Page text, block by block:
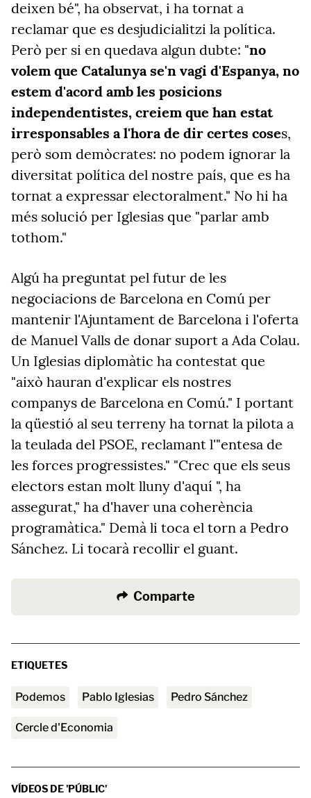
deixen bé", ha observat, i ha tornat a
reclamar que es desjudicialitzi la política.
Però per si en quedava algun dubte: "no
volem que Catalunya se'n vagi d'Espanya, no
estem d'acord amb les posicions
independentistes, creiem que han estat
irresponsables a l'hora de dir certes coses,
però som demòcrates: no podem ignorar la
diversitat política del nostre país, que es ha
tornat a expressar electoralment." No hi ha
més solució per Iglesias que "parlar amb
tothom."
Algú ha preguntat pel futur de les
negociacions de Barcelona en Comú per
mantenir l'Ajuntament de Barcelona i l'oferta
de Manuel Valls de donar suport a Ada Colau.
Un Iglesias diplomàtic ha contestat que
"això hauran d'explicar els nostres
companys de Barcelona en Comú." I portant
la qüestió al seu terreny ha tornat la pilota a
la teulada del PSOE, reclamant l'"entesa de
les forces progressistes." "Crec que els seus
electors estan molt lluny d'aquí ", ha
assegurat," ha d'haver una coherència
programàtica." Demà li toca el torn a Pedro
Sánchez. Li tocarà recollir el guant.
Comparte
ETIQUETES
Podemos Pablo Iglesias Pedro Sánchez
Cercle d'Economia
VÍDEOS DE 'PÚBLIC'